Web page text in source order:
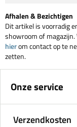
Afhalen & Bezichtigen
Dit artikel is voorradig
showroom of
hierom contact op te
zetten.
Onze service
Verzendkosten